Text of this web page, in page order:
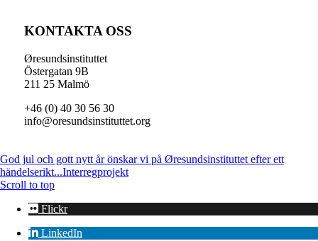
KONTAKTA OSS
Øresundsinstituttet
Östergatan 9B
211 25 Malmö
+46 (0) 40 30 56 30
info@oresundsinstituttet.org
God jul och gott nytt år önskar vi på Øresundsinstituttet efter ett
händelserikt...Interregprojekt
Scroll to top
Flickr
LinkedIn